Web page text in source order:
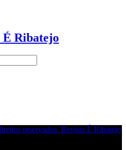
É Ribatejo
reservados. Revista É Ribatejo